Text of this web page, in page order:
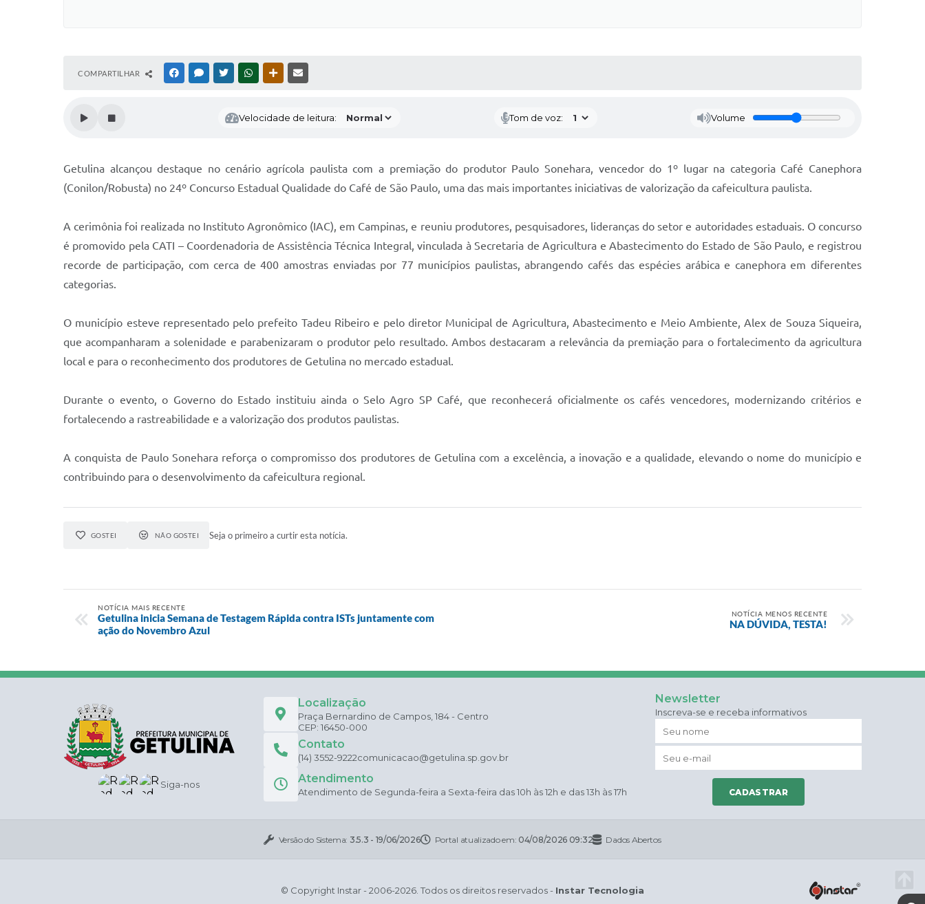
COMPARTILHAR FACEBOOKMESSENGER
TWITTERWHATSAPPOUTRAS MÍDIAS
Velocidade de leitura: Tom de voz: Volume
Getulina alcançou destaque no cenário agrícola paulista com a premiação do produtor Paulo Sonehara, vencedor do 1º lugar na categoria Café Canephora
(Conilon/Robusta) no 24º Concurso Estadual Qualidade do Café de São Paulo, uma das mais importantes iniciativas de valorização da cafeicultura paulista.
A cerimônia foi realizada no Instituto Agronômico (IAC), em Campinas, e reuniu produtores, pesquisadores, lideranças do setor e autoridades estaduais. O concurso
é promovido pela CATI – Coordenadoria de Assistência Técnica Integral, vinculada à Secretaria de Agricultura e Abastecimento do Estado de São Paulo, e registrou
recorde de participação, com cerca de 400 amostras enviadas por 77 municípios paulistas, abrangendo cafés das espécies arábica e canephora em diferentes
categorias.
O município esteve representado pelo prefeito Tadeu Ribeiro e pelo diretor Municipal de Agricultura, Abastecimento e Meio Ambiente, Alex de Souza Siqueira,
que acompanharam a solenidade e parabenizaram o produtor pelo resultado. Ambos destacaram a relevância da premiação para o fortalecimento da agricultura
local e para o reconhecimento dos produtores de Getulina no mercado estadual.
Durante o evento, o Governo do Estado instituiu ainda o Selo Agro SP Café, que reconhecerá oficialmente os cafés vencedores, modernizando critérios e
fortalecendo a rastreabilidade e a valorização dos produtos paulistas.
A conquista de Paulo Sonehara reforça o compromisso dos produtores de Getulina com a excelência, a inovação e a qualidade, elevando o nome do município e
contribuindo para o desenvolvimento da cafeicultura regional.
GOSTEI NÃO GOSTEI Seja o primeiro a curtir esta notícia.
NOTÍCIA MAIS RECENTE
Getulina inicia Semana de Testagem Rápida contra ISTs juntamente com
ação do Novembro Azul
NOTÍCIA MENOS RECENTE
NA DÚVIDA, TESTA!
Siga-nos
Localização
Praça Bernardino de Campos, 184 - Centro
CEP: 16450-000
Contato
(14) 3552-9222comunicacao@getulina.sp.gov.br
Atendimento
Atendimento de Segunda-feira a Sexta-feira das 10h às 12h e das 13h às 17h
Newsletter
Inscreva-se e receba informativos
CADASTRAR
Versão do Sistema: 3.5.3 - 19/06/2026 Portal atualizado em: 04/08/2026 09:32 Dados Abertos
© Copyright Instar - 2006-2026. Todos os direitos reservados - Instar Tecnologia